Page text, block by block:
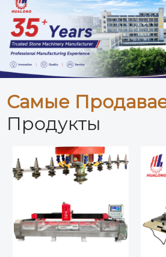
Самые
Продукты